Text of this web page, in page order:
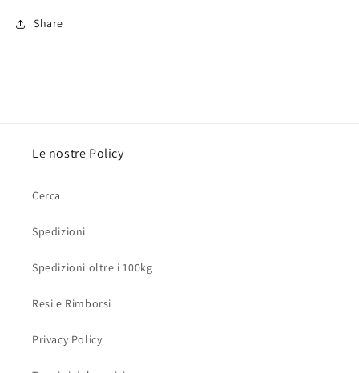
Share
Le nostre Policy
Cerca
Spedizioni
Spedizioni oltre i 100kg
Resi e Rimborsi
Privacy Policy